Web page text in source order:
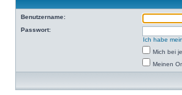
Benutzername:
Passwort:
Ich habe
Mich bei
Meinen